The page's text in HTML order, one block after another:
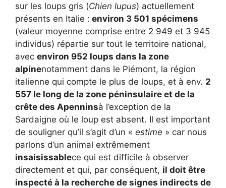
sur les loups gris (Chien lupus) actuellement
présents en Italie : environ 3 501 spécimens
(valeur moyenne comprise entre 2 949 et 3 945
individus) répartie sur tout le territoire national,
avec environ 952 loups dans la zone
alpinenotamment dans le Piémont, la région
italienne qui compte le plus de loups, et à env. 2
557 le long de la zone péninsulaire et de la
crête des Apenninsà l’exception de la
Sardaigne où le loup est absent. Il est important
de souligner qu’il s’agit d’un « estime » car nous
parlons d’un animal extrêmement
insaisissablece qui est difficile à observer
directement et qui, par conséquent, il doit être
inspecté à la recherche de signes indirects de